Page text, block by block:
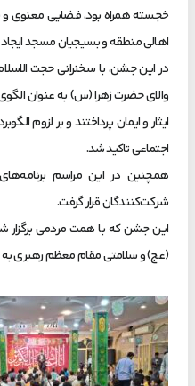
خجسته همراه بود، فضایی معنوی و
اهالی منطقه و بسیجیان مسجد ایجاد
در این جشن، با سخنرانی حجت
والای حضرت زهرا (س) به عنوان
ایثار و ایمان پرداختند و بر لزوم
اجتماعی تاکید شد.
همچنین در این مراسم
شرکت‌کنندگان قرار گرفت.
این جشن که با همت مردمی برگزار
(عج) و سلامتی مقام معظم رهبری به